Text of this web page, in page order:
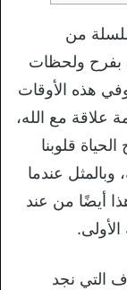
من
بفرح ولحظات
هذه الأوقات
علاقة مع الله،
قلوبنا
وبالمثل عندما
أيضًا من عند
التي نجد